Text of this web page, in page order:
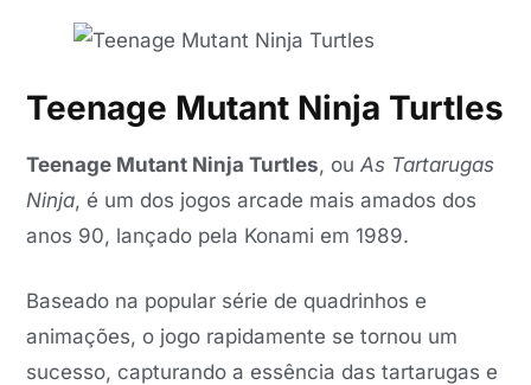
Teenage Mutant Ninja Turtles
Teenage Mutant Ninja Turtles, ouAs Tartarugas
Ninja, é um dos jogos arcade mais amados dos
anos 90, lançado pela Konami em 1989.
Baseado na popular série de quadrinhos e
animações, o jogo rapidamente se tornou um
sucesso, capturando a essência das tartarugas e